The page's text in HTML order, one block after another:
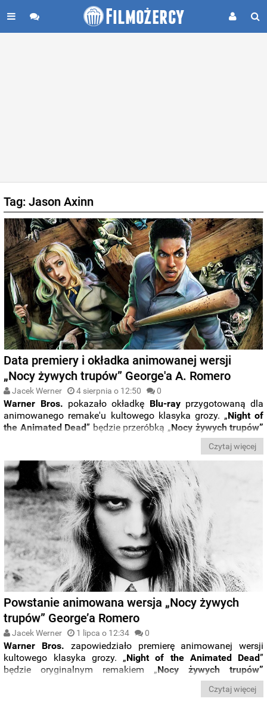
Tag: Jason Axinn
Data premiery i okładka animowanej wersji
„Nocy żywych trupów” George'a A. Romero
Jacek Werner 4 sierpnia o 12:50 0
Warner Bros. pokazało okładkę Blu-rayprzygotowaną dla
animowanego remake'u kultowego klasyka grozy. „Night of
the Animated Dead” będzie przeróbką „Nocy żywych trupów”
roku. Premierę w dystrybucji
, zaś fizyczne nośniki
powędrują do sprzedaży za oceanem5 października.
Czytaj więcej
Powstanie animowana wersja „Nocy żywych
trupów” George’a Romero
Jacek Werner 1 lipca o 12:34 0
Warner Bros. zapowiedziało premierę animowanej wersji
kultowego klasyka grozy. „Night of the Animated Dead”
będzie oryginalnym remakiem „Nocy żywych trupów”
Czytaj więcej